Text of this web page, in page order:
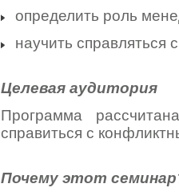
определить роль
научить
Целевая аудитория
Программа
справиться с
Почему этот